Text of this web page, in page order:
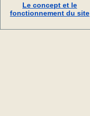
Le concept et le
fonctionnement du site